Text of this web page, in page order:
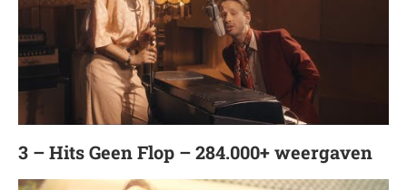
3 – Hits Geen Flop – 284.000+ weergaven